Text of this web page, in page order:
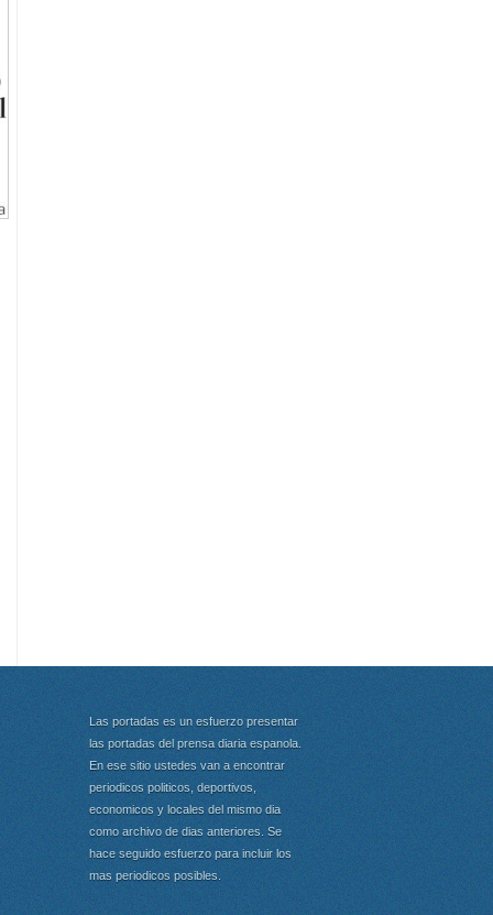
Las portadas es un esfuerzo presentar
las portadas del prensa diaria espanola.
En ese sitio ustedes van a encontrar
periodicos politicos, deportivos,
economicos y locales del mismo dia
como archivo de dias anteriores. Se
hace seguido esfuerzo para incluir los
mas periodicos posibles.